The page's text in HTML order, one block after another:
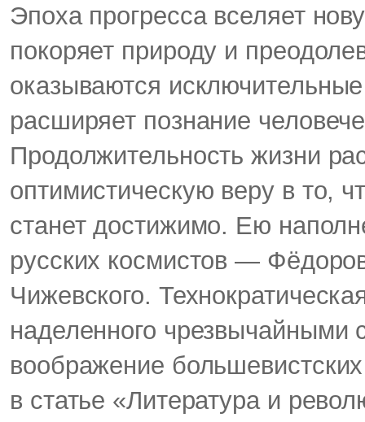
Эпоха прогресса вселяет
покоряет природу и
оказываются
расширяет познание
Продолжительность жизни
оптимистическую веру в то,
станет достижимо. Ею
русских космистов —
Чижевского.
наделенного чрезвычайными
воображение
в статье «Литература и